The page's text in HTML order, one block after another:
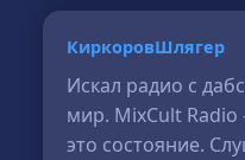
КиркоровШлягер
Искал радио с
мир. MixCult Radio
это состояние.